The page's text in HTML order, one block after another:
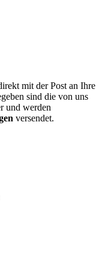
mit der Post an Ihre
sind die von uns
und werden
versendet.